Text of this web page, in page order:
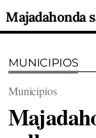
MUNICIPIOS
Municipios